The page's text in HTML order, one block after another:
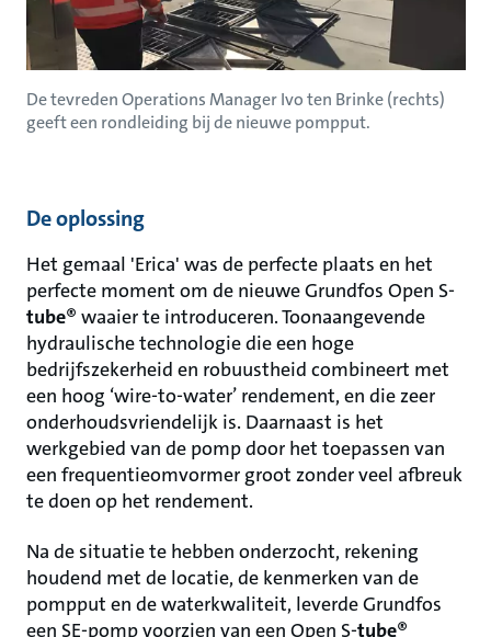
De tevreden Operations Manager Ivo ten Brinke (rechts)
geeft een rondleiding bij de nieuwe pompput.
De oplossing
Het gemaal 'Erica' was de perfecte plaats en het
perfecte moment om de nieuwe Grundfos Open S-
tube® waaier te introduceren. Toonaangevende
hydraulische technologie die een hoge
bedrijfszekerheid en robuustheid combineert met
een hoog ‘wire-to-water’ rendement, en die zeer
onderhoudsvriendelijk is. Daarnaast is het
werkgebied van de pomp door het toepassen van
een frequentieomvormer groot zonder veel afbreuk
te doen op het rendement.
Na de situatie te hebben onderzocht, rekening
houdend met de locatie, de kenmerken van de
pompput en de waterkwaliteit, leverde Grundfos
een SE-pomp voorzien van een Open S-tube®